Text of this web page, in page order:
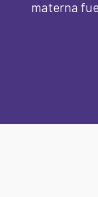
materna